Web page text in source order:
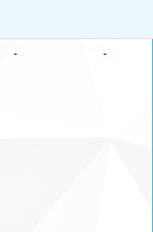
- -